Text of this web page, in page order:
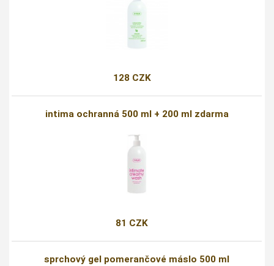
128 CZK
intima ochranná 500 ml + 200 ml zdarma
81 CZK
sprchový gel pomerančové máslo 500 ml